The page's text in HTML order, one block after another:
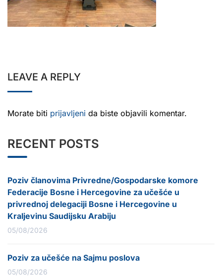
LEAVE A REPLY
Morate biti prijavljeni da biste objavili komentar.
RECENT POSTS
Poziv članovima Privredne/Gospodarske komore
Federacije Bosne i Hercegovine za učešće u
privrednoj delegaciji Bosne i Hercegovine u
Kraljevinu Saudijsku Arabiju
05/08/2026
Poziv za učešće na Sajmu poslova
05/08/2026